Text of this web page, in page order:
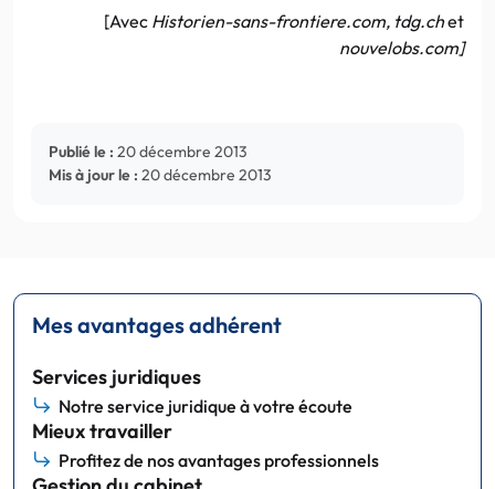
[Avec Historien-sans-frontiere.com, tdg.chet
nouvelobs.com]
Publié le : 20 décembre 2013
Mis à jour le : 20 décembre 2013
Mes avantages adhérent
Services juridiques
Notre service juridique à votre écoute
Mieux travailler
Profitez de nos avantages professionnels